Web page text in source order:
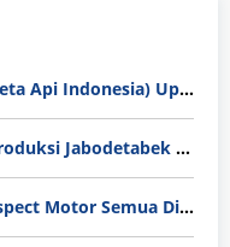
Gaji Karyawan PT KAI (Kereta Api Indonesia) Update 2025
Rata-Rata Gaji Operator Produksi Jabodetabek 2025: Bedah Tuntas UMK, Lemburan, dan Realita Hidup Buruh
Gaji Karyawan Honda Prospect Motor Semua Divisi